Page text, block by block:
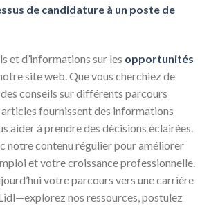
de candidature à un poste de
et d’informations sur les opportunités
site web. Que vous cherchiez de
conseils sur différents parcours
fournissent des informations
aider à prendre des décisions éclairées.
notre contenu régulier pour améliorer
et votre croissance professionnelle.
votre parcours vers une carrière
nos ressources, postulez